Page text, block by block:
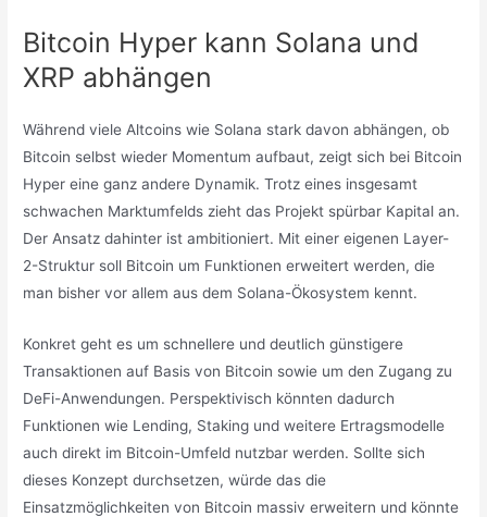
Bitcoin Hyper kann Solana und
XRP abhängen
Während viele Altcoins wie Solana stark davon abhängen, ob
Bitcoin selbst wieder Momentum aufbaut, zeigt sich bei Bitcoin
Hyper eine ganz andere Dynamik. Trotz eines insgesamt
schwachen Marktumfelds zieht das Projekt spürbar Kapital an.
Der Ansatz dahinter ist ambitioniert. Mit einer eigenen Layer-
2-Struktur soll Bitcoin um Funktionen erweitert werden, die
man bisher vor allem aus dem Solana-Ökosystem kennt.
Konkret geht es um schnellere und deutlich günstigere
Transaktionen auf Basis von Bitcoin sowie um den Zugang zu
DeFi-Anwendungen. Perspektivisch könnten dadurch
Funktionen wie Lending, Staking und weitere Ertragsmodelle
auch direkt im Bitcoin-Umfeld nutzbar werden. Sollte sich
dieses Konzept durchsetzen, würde das die
Einsatzmöglichkeiten von Bitcoin massiv erweitern und könnte